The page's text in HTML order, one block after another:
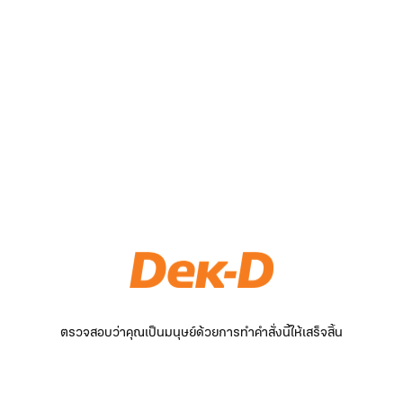
ตรวจสอบว่าคุณเป็นมนุษย์ด้วยการทำคำสั่งนี้ให้เสร็จสิ้น